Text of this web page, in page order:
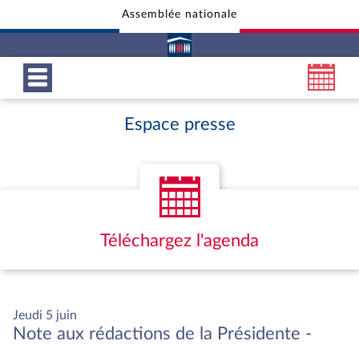
Aller en bas de la pageAssemblée nationale
Espace presse
Téléchargez l'agenda
Jeudi 5 juin
Note aux rédactions de la Présidente -